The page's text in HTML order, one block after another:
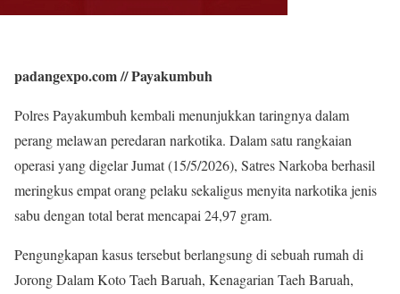
padangexpo.com // Payakumbuh
Polres Payakumbuh kembali menunjukkan taringnya dalam
perang melawan peredaran narkotika. Dalam satu rangkaian
operasi yang digelar Jumat (15/5/2026), Satres Narkoba berhasil
meringkus empat orang pelaku sekaligus menyita narkotika jenis
sabu dengan total berat mencapai 24,97 gram.
Pengungkapan kasus tersebut berlangsung di sebuah rumah di
Jorong Dalam Koto Taeh Baruah, Kenagarian Taeh Baruah,